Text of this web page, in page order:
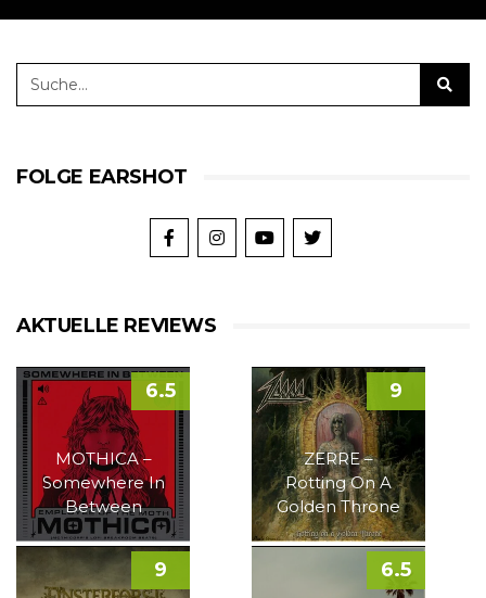
FOLGE EARSHOT
AKTUELLE REVIEWS
MOTHICA –
Somewhere In
Between
6.5
ZERRE –
Rotting On A
Golden Throne
9
9 6.5